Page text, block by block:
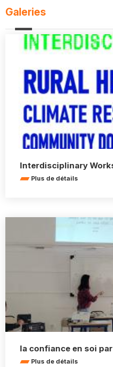
Galeries
Interdisciplinary
Plus de détails
la confiance en soi
Plus de détails